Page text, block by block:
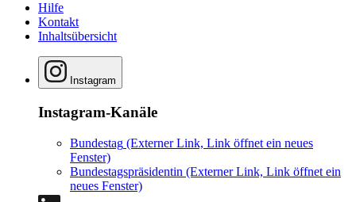
Hilfe
Kontakt
Inhaltsübersicht
Instagram
Instagram-Kanäle
Bundestag (Externer Link, Link öffnet ein neues
Fenster)
Bundestagspräsidentin (Externer Link, Link öffnet ein
neues Fenster)